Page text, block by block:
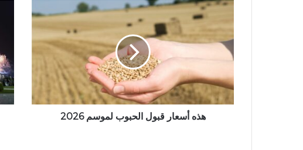
هذه أسعار قبول الحبوب لموسم 2026